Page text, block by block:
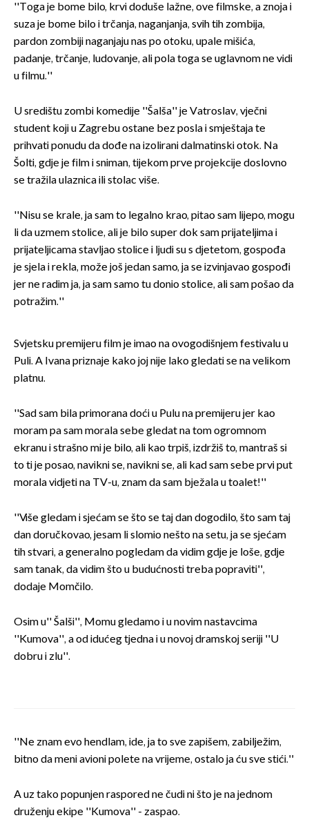
''Toga je bome bilo, krvi doduše lažne, ove filmske, a znoja i
suza je bome bilo i trčanja, naganjanja, svih tih zombija,
pardon zombiji naganjaju nas po otoku, upale mišića,
padanje, trčanje, ludovanje, ali pola toga se uglavnom ne vidi
u filmu.''
U središtu zombi komedije ''Šalša'' je Vatroslav, vječni
student koji u Zagrebu ostane bez posla i smještaja te
prihvati ponudu da dođe na izolirani dalmatinski otok. Na
Šolti, gdje je film i sniman, tijekom prve projekcije doslovno
se tražila ulaznica ili stolac više.
''Nisu se krale, ja sam to legalno krao, pitao sam lijepo, mogu
li da uzmem stolice, ali je bilo super dok sam prijateljima i
prijateljicama stavljao stolice i ljudi su s djetetom, gospođa
je sjela i rekla, može još jedan samo, ja se izvinjavao gospođi
jer ne radim ja, ja sam samo tu donio stolice, ali sam pošao da
potražim.''
Svjetsku premijeru film je imao na ovogodišnjem festivalu u
Puli. A Ivana priznaje kako joj nije lako gledati se na velikom
platnu.
''Sad sam bila primorana doći u Pulu na premijeru jer kao
moram pa sam morala sebe gledat na tom ogromnom
ekranu i strašno mi je bilo, ali kao trpiš, izdržiš to, mantraš si
to ti je posao, navikni se, navikni se, ali kad sam sebe prvi put
morala vidjeti na TV-u, znam da sam bježala u toalet!''
''Više gledam i sjećam se što se taj dan dogodilo, što sam taj
dan doručkovao, jesam li slomio nešto na setu, ja se sjećam
tih stvari, a generalno pogledam da vidim gdje je loše, gdje
sam tanak, da vidim što u budućnosti treba popraviti'',
dodaje Momčilo.
Osim u'' Šalši'', Momu gledamo i u novim nastavcima
''Kumova'', a od idućeg tjedna i u novoj dramskoj seriji ''U
dobru i zlu''.
''Ne znam evo hendlam, ide, ja to sve zapišem, zabilježim,
bitno da meni avioni polete na vrijeme, ostalo ja ću sve stići.''
A uz tako popunjen raspored ne čudi ni što je na jednom
druženju ekipe ''Kumova'' - zaspao.